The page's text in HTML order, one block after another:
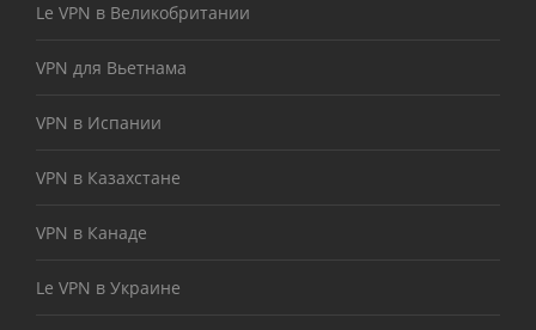
Le VPN в Великобритании
VPN для Вьетнама
VPN в Испании
VPN в Казахстане
VPN в Канаде
Le VPN в Украине